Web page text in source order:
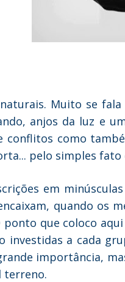
Muito se
anjos da luz e
conflitos como
pelo simples
em
quando os
ponto que coloco
investidas a cada
importância,
terreno.